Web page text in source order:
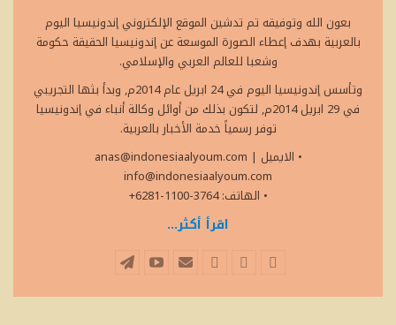
بعون الله وتوفيقه تم تدشين الموقع الإلكتروني إندونيسيا اليوم
بالعربية بهدف إعطاء الصورة الموسعة عن إندونيسيا الحقيقة حكومة
وشعبا للعالم العربي والإسلامي.
وتأسس إندونيسيا اليوم في 24 ابريل عام 2014م, وبدأ بثها التجريبي
في 29 ابريل 2014م, لتكون بذلك من أوائل وكالة أنباء في إندونيسيا
توفر رسمياً خدمة الأخبار بالعربية.
• الايميل
anas@indonesiaalyoum.com |
info@indonesiaalyoum.com
• الهاتف: 3764-1100-6281+
اقرأ أكثر...